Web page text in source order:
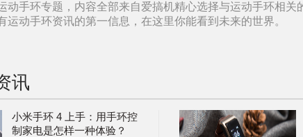
动手环专题，内容全部来自爱搞机精心选择与运动手环相关
运动手环资讯的第一信息，在这里你能看到未来的世界。
讯
小米手环 4 上手：用手环控
制家电是怎样一种体验？